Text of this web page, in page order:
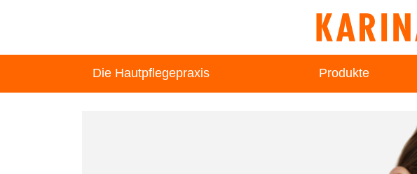
Die Hautpflegepraxis Produkte